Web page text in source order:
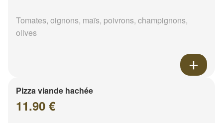
Tomates, oignons, maïs, poivrons, champignons,
olives
Pizza viande hachée
11.90 €